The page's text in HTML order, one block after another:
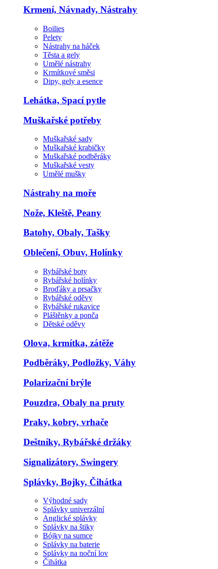
Krmení, Návnady, Nástrahy
Boilies
Pelety
Nástrahy na háček
Těsta a gely
Umělé nástrahy
Krmítkové směsi
Dipy, gely a esence
Lehátka, Spací pytle
Muškařské potřeby
Muškařské sady
Muškařské krabičky
Muškařské podběráky
Muškařské vesty
Umělé mušky
Nástrahy na moře
Nože, Kleště, Peany
Batohy, Obaly, Tašky
Oblečení, Obuv, Holínky
Rybářské boty
Rybářské holínky
Broďáky a prsačky
Rybářské oděvy
Rybářské rukavice
Pláštěnky a ponča
Dětské oděvy
Olova, krmítka, zátěže
Podběráky, Podložky, Váhy
Polarizační brýle
Pouzdra, Obaly na pruty
Praky, kobry, vrhače
Deštníky, Rybářské držáky
Signalizátory, Swingery
Splávky, Bojky, Čihátka
Výhodné sady
Splávky univerzální
Anglické splávky
Splávky na štiky
Bójky na sumce
Splávky na baterie
Splávky na noční lov
Čihátka